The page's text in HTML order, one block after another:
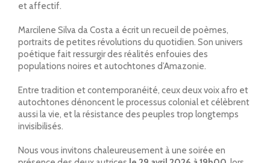
et affectif.
Marcilene Silva da Costa a écrit un recueil de poèmes,
portraits de petites révolutions du quotidien. Son univers
poétique fait ressurgir des réalités enfouies des
populations noires et autochtones d’Amazonie.
Entre tradition et contemporanéité, ceux deux voix afro et
autochtones dénoncent le processus colonial et célèbrent
aussi la vie, et la résistance des peuples trop longtemps
invisibilisés.
Nous vous invitons chaleureusement à une soirée en